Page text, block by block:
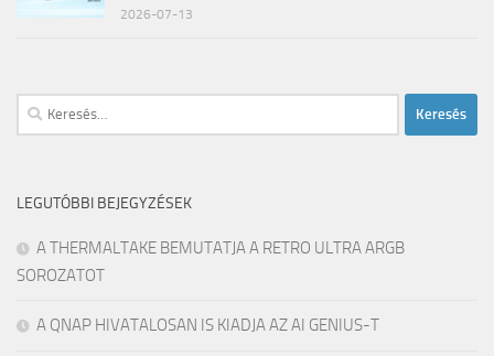
2026-07-13
Keresés:
LEGUTÓBBI BEJEGYZÉSEK
A THERMALTAKE BEMUTATJA A RETRO ULTRA ARGB
SOROZATOT
A QNAP HIVATALOSAN IS KIADJA AZ AI GENIUS-T